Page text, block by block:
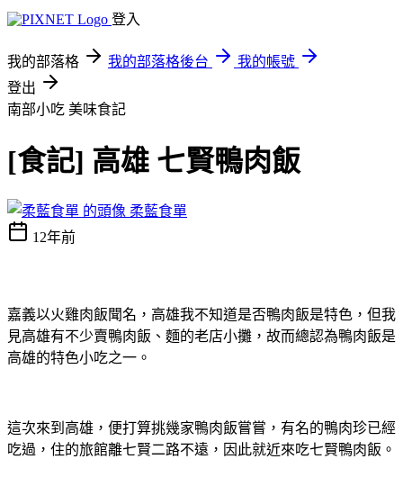
登入
我的部落格 我的部落格後台
我的帳號
登出
南部小吃 美味食記
[食記] 高雄 七賢鴨肉飯
柔藍食單
12年前
嘉義以火雞肉飯聞名，高雄我不知道是否鴨肉飯是特色，但我
見高雄有不少賣鴨肉飯、麵的老店小攤，故而總認為鴨肉飯是
高雄的特色小吃之一。
這次來到高雄，便打算挑幾家鴨肉飯嘗嘗，有名的鴨肉珍已經
吃過，住的旅館離七賢二路不遠，因此就近來吃七賢鴨肉飯。